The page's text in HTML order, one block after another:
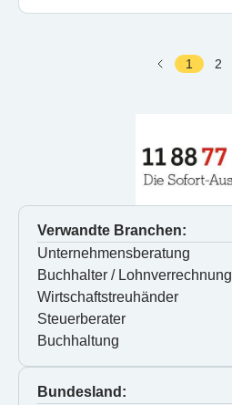
1 2
Verwandte Branchen:
Unternehmensberatung
Buchhalter / Lohnverrechnung
Wirtschaftstreuhänder
Steuerberater
Buchhaltung
Bundesland: